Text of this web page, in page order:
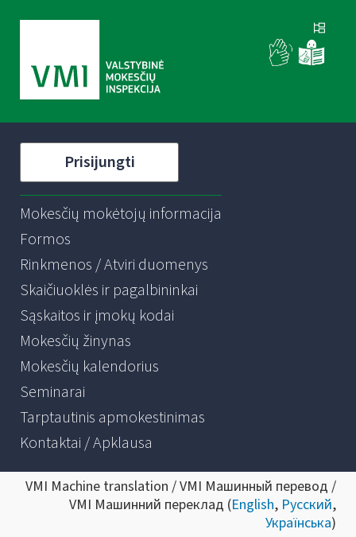
Prisijungti
Mokesčių mokėtojų informacija
Formos
Rinkmenos / Atviri duomenys
Skaičiuoklės ir pagalbininkai
Sąskaitos ir įmokų kodai
Mokesčių žinynas
Mokesčių kalendorius
Seminarai
Tarptautinis apmokestinimas
Kontaktai / Apklausa
VMI Machine translation / VMI Машинный перевод /
VMI Машинний переклад (English, Русский,
Українська)